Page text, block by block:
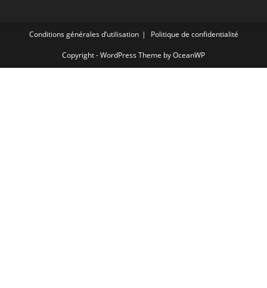
Conditions générales d’utilisation Politique de confidentialité
Copyright - WordPress Theme by OceanWP